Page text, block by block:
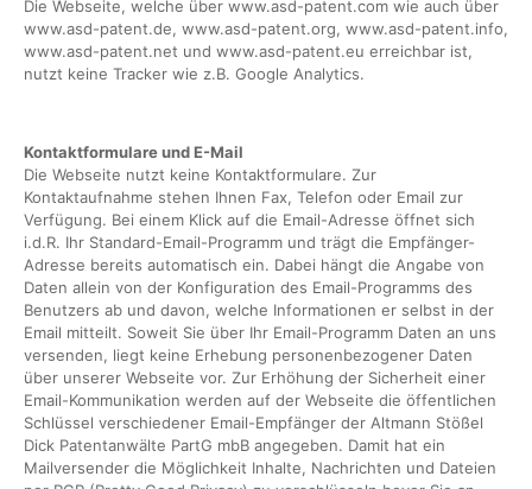
Die Webseite, welche über www.asd-patent.com wie auch über
www.asd-patent.de, www.asd-patent.org, www.asd-patent.info,
www.asd-patent.net und www.asd-patent.eu erreichbar ist,
nutzt keine Tracker wie z.B. Google Analytics.
Kontaktformulare und E-Mail
Die Webseite nutzt keine Kontaktformulare. Zur
Kontaktaufnahme stehen Ihnen Fax, Telefon oder Email zur
Verfügung. Bei einem Klick auf die Email-Adresse öffnet sich
i.d.R. Ihr Standard-Email-Programm und trägt die Empfänger-
Adresse bereits automatisch ein. Dabei hängt die Angabe von
Daten allein von der Konfiguration des Email-Programms des
Benutzers ab und davon, welche Informationen er selbst in der
Email mitteilt. Soweit Sie über Ihr Email-Programm Daten an uns
versenden, liegt keine Erhebung personenbezogener Daten
über unserer Webseite vor. Zur Erhöhung der Sicherheit einer
Email-Kommunikation werden auf der Webseite die öffentlichen
Schlüssel verschiedener Email-Empfänger der Altmann Stößel
Dick Patentanwälte PartG mbB angegeben. Damit hat ein
Mailversender die Möglichkeit Inhalte, Nachrichten und Dateien